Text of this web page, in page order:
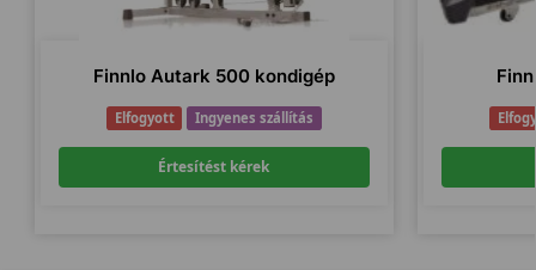
Finnlo Autark 500 kondigép
Elfogyott Ingyenes szállítás
Értesítést kérek